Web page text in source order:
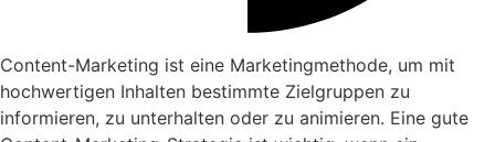
Content-Marketing ist eine Marketingmethode, um mit
hochwertigen Inhalten bestimmte Zielgruppen zu
informieren, zu unterhalten oder zu animieren. Eine gute